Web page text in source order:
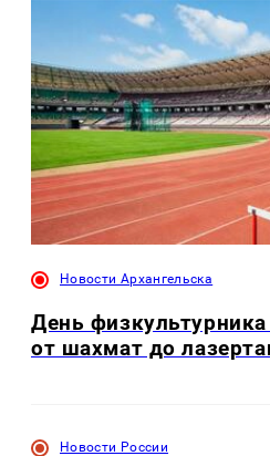
Новости Архангельска
День
от шахмат до
Новости России